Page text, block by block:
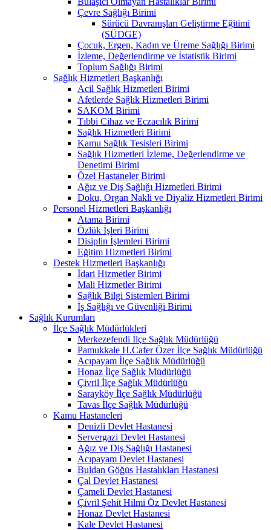
Çevre Sağlığı Birimi
Sürücü Davranışları Geliştirme Eğitimi
(SÜDGE)
Çocuk, Ergen, Kadın ve Üreme Sağlığı Birimi
İzleme, Değerlendirme ve İstatistik Birimi
Toplum Sağlığı Birimi
Sağlık Hizmetleri Başkanlığı
Acil Sağlık Hizmetleri Birimi
Afetlerde Sağlık Hizmetleri Birimi
SAKOM Birimi
Tıbbi Cihaz ve Eczacılık Birimi
Sağlık Hizmetleri Birimi
Kamu Sağlık Tesisleri Birimi
Sağlık Hizmetleri İzleme, Değerlendirme ve
Denetimi Birimi
Özel Hastaneler Birimi
Ağız ve Diş Sağlığı Hizmetleri Birimi
Doku, Organ Nakli ve Diyaliz Hizmetleri Birimi
Personel Hizmetleri Başkanlığı
Atama Birimi
Özlük İşleri Birimi
Disiplin İşlemleri Birimi
Eğitim Hizmetleri Birimi
Destek Hizmetleri Başkanlığı
İdari Hizmetler Birimi
Mali Hizmetler Birimi
Sağlık Bilgi Sistemleri Birimi
İş Sağlığı ve Güvenliği Birimi
Sağlık Kurumları
İlçe Sağlık Müdürlükleri
Merkezefendi İlçe Sağlık Müdürlüğü
Pamukkale H.Cafer Özer İlçe Sağlık Müdürlüğü
Acıpayam İlçe Sağlık Müdürlüğü
Honaz İlçe Sağlık Müdürlüğü
Çivril İlçe Sağlık Müdürlüğü
Sarayköy İlçe Sağlık Müdürlüğü
Tavas İlçe Sağlık Müdürlüğü
Kamu Hastaneleri
Denizli Devlet Hastanesi
Servergazi Devlet Hastanesi
Ağız ve Diş Sağlığı Hastanesi
Acıpayam Devlet Hastanesi
Buldan Göğüs Hastalıkları Hastanesi
Çal Devlet Hastanesi
Çameli Devlet Hastanesi
Çivril Şehit Hilmi Öz Devlet Hastanesi
Honaz Devlet Hastanesi
Kale Devlet Hastanesi